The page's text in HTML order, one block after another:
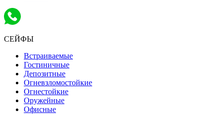
СЕЙФЫ
Встраиваемые
Гостиничные
Депозитные
Огневзломостойкие
Огнестойкие
Оружейные
Офисные